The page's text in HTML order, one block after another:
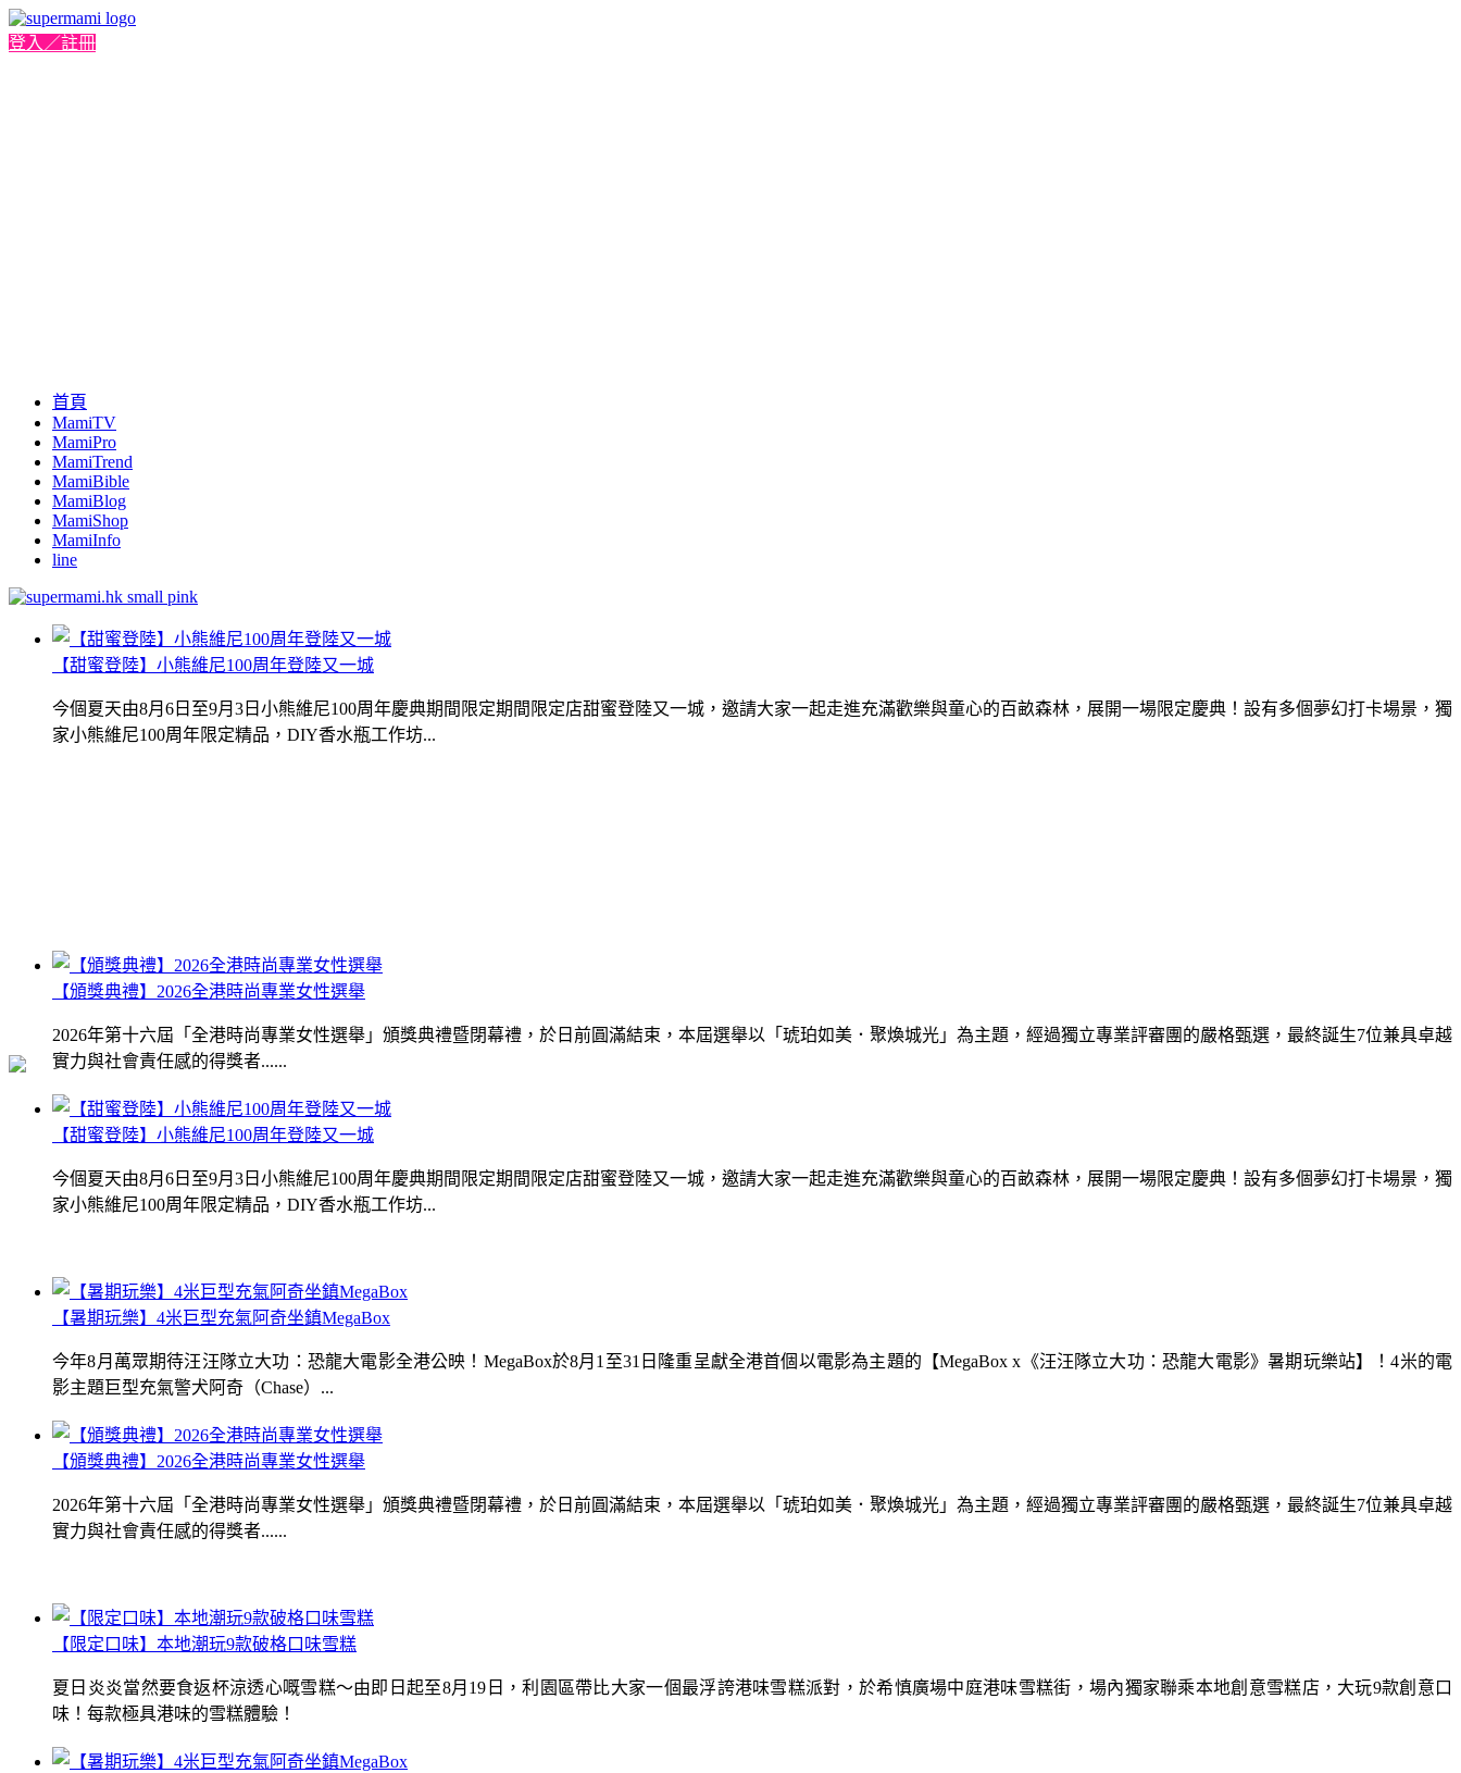
登入／註冊
首頁
MamiTV
MamiPro
MamiTrend
MamiBible
MamiBlog
MamiShop
MamiInfo
line
【甜蜜登陸】小熊維尼100周年登陸又一城
今個夏天由8月6日至9月3日小熊維尼100周年慶典期間限定期間限定店甜蜜登陸又一城，邀請大家一起走進充滿歡樂與童心的百畝森林，展開一場限定慶典！設有多個夢幻打卡場景，獨
家小熊維尼100周年限定精品，DIY香水瓶工作坊...
【頒獎典禮】2026全港時尚專業女性選舉
2026年第十六屆「全港時尚專業女性選舉」頒獎典禮暨閉幕禮，於日前圓滿結束，本屆選舉以「琥珀如美．聚煥城光」為主題，經過獨立專業評審團的嚴格甄選，最終誕生7位兼具卓越
實力與社會責任感的得獎者......
【暑期玩樂】4米巨型充氣阿奇坐鎮MegaBox
今年8月萬眾期待汪汪隊立大功：恐龍大電影全港公映！MegaBox於8月1至31日隆重呈獻全港首個以電影為主題的【MegaBox x《汪汪隊立大功：恐龍大電影》暑期玩樂站】！4米的電
影主題巨型充氣警犬阿奇（Chase）...
【限定口味】本地潮玩9款破格口味雪糕
夏日炎炎當然要食返杯涼透心嘅雪糕～由即日起至8月19日，利園區帶比大家一個最浮誇港味雪糕派對，於希慎廣場中庭港味雪糕街，場內獨家聯乘本地創意雪糕店，大玩9款創意口
味！每款極具港味的雪糕體驗！
【甜蜜登陸】小熊維尼100周年登陸又一城
今個夏天由8月6日至9月3日小熊維尼100周年慶典期間限定期間限定店甜蜜登陸又一城，邀請大家一起走進充滿歡樂與童心的百畝森林，展開一場限定慶典！設有多個夢幻打卡場景，獨
家小熊維尼100周年限定精品，DIY香水瓶工作坊...
【頒獎典禮】2026全港時尚專業女性選舉
2026年第十六屆「全港時尚專業女性選舉」頒獎典禮暨閉幕禮，於日前圓滿結束，本屆選舉以「琥珀如美．聚煥城光」為主題，經過獨立專業評審團的嚴格甄選，最終誕生7位兼具卓越
實力與社會責任感的得獎者......